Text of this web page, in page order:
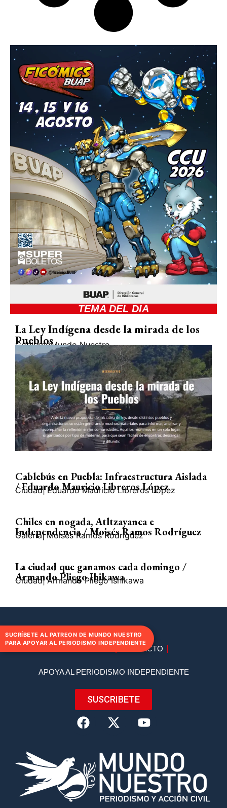
TEMA DEL DIA
La Ley Indígena desde la mirada de los
Pueblos
GobiernoMundo Nuestro
Cablebús en Puebla: Infraestructura Aislada
/ Eduardo Mauricio Libreros López
Ciudad| Eduardo Mauricio Libreros López
Chiles en nogada, Atltzayanca e
Independencia / Moisés Ramos Rodríguez
Galería| Moisés Ramos Rodríguez
La ciudad que ganamos cada domingo /
Armando Pliego Ihikawa
Ciudad| Armando Pliego Ishikawa
CONTACTO
APOYA AL PERIODISMO INDEPENDIENTE
SUSCRIBETE
SUCRÍBETE AL PATREON DE MUNDO NUESTRO
PARA APOYAR AL PERIODISMO INDEPENDIENTE